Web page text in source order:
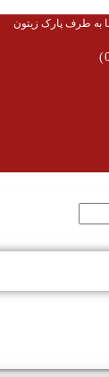
به طرف پارک زیتون